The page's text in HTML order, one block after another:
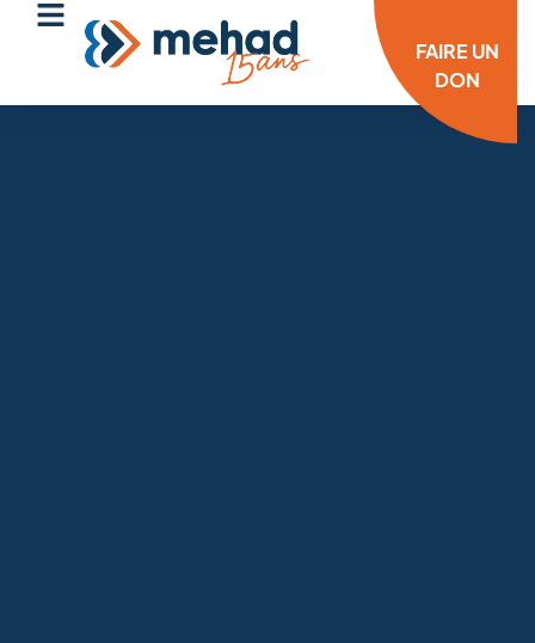
FAIRE UN
DON